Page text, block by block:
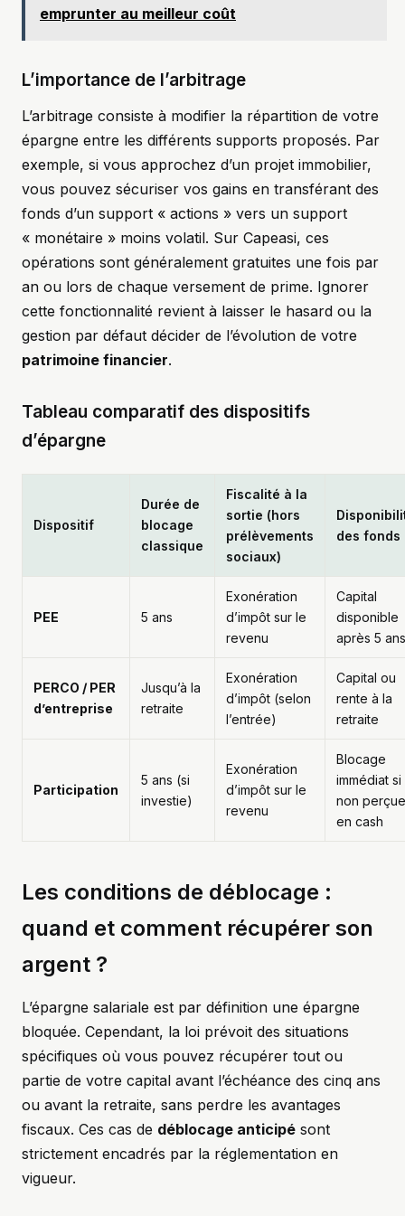
emprunter au meilleur coût
L’importance de l’arbitrage
L’arbitrage consiste à modifier la répartition de votre
épargne entre les différents supports proposés. Par
exemple, si vous approchez d’un projet immobilier,
vous pouvez sécuriser vos gains en transférant des
fonds d’un support « actions » vers un support
« monétaire » moins volatil. Sur Capeasi, ces
opérations sont généralement gratuites une fois par
an ou lors de chaque versement de prime. Ignorer
cette fonctionnalité revient à laisser le hasard ou la
gestion par défaut décider de l’évolution de votre
patrimoine financier.
Tableau comparatif des dispositifs
d’épargne
Dispositif
Durée de
blocage
classique
Fiscalité à la
sortie (hors
prélèvements
sociaux)
des fonds
PEE 5 ans
Exonération
d’impôt sur le
revenu
Capital
disponible
après 5 ans
PERCO / PER
d’entreprise
Jusqu’à la
retraite
Exonération
d’impôt (selon
l’entrée)
Capital ou
rente à la
retraite
Participation
5 ans (si
investie)
Exonération
d’impôt sur le
revenu
Blocage
immédiat si
non perçue
en cash
Les conditions de déblocage :
quand et comment récupérer son
argent ?
L’épargne salariale est par définition une épargne
bloquée. Cependant, la loi prévoit des situations
spécifiques où vous pouvez récupérer tout ou
partie de votre capital avant l’échéance des cinq ans
ou avant la retraite, sans perdre les avantages
fiscaux. Ces cas de déblocage anticipé sont
strictement encadrés par la réglementation en
vigueur.